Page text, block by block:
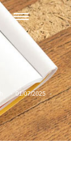
- 01/07/2025 -